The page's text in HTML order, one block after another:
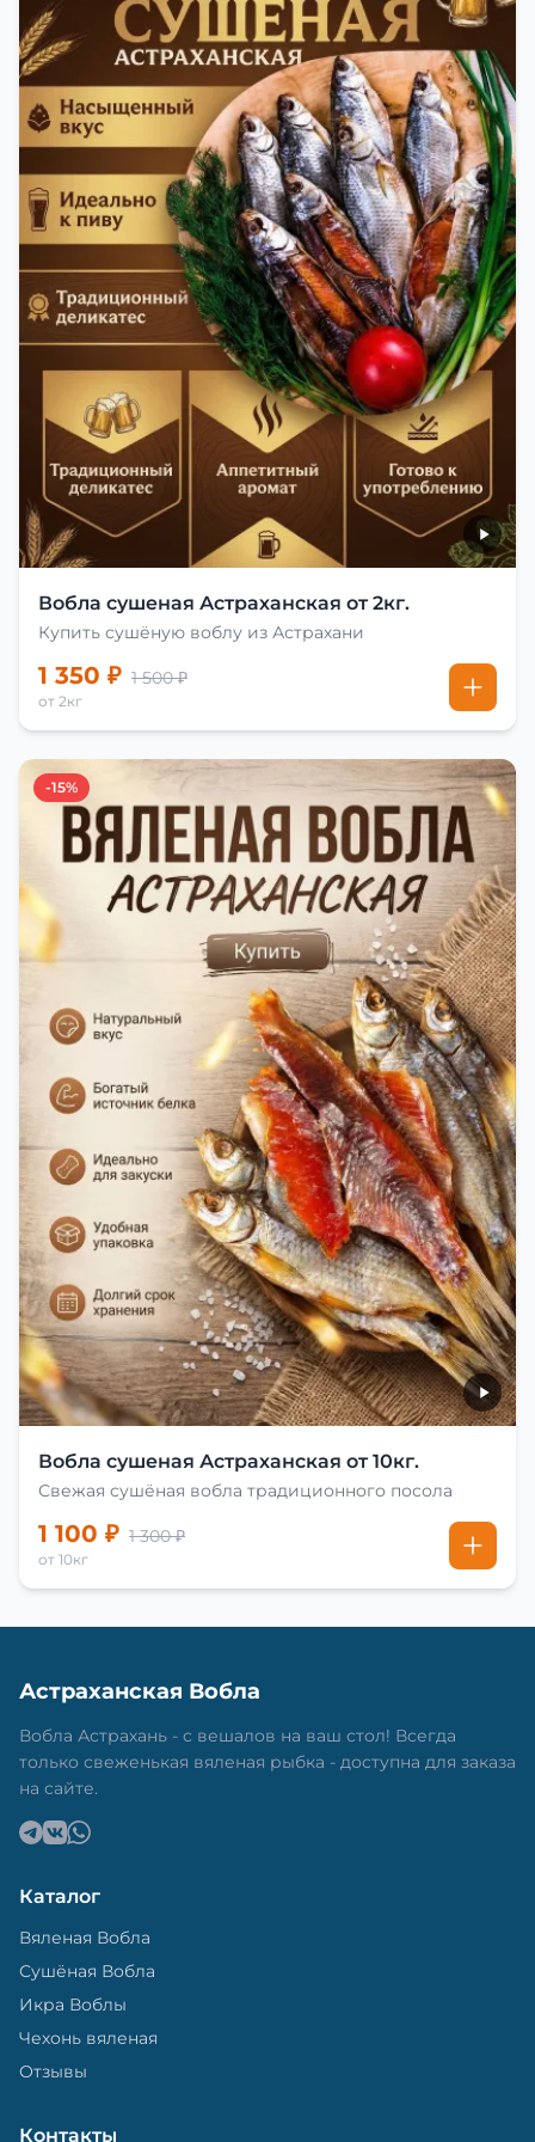
теряла влагу. Вяленая вобла — это не просто
вкусная еда, но и пример того, как можно сочетать
старые рецепты и современные технологии. Её
можно есть с напитками, и это будет очень вкусно.
Вобла сушеная Астраханская от 2кг.
Купить сушёную воблу из Астрахани
1 350 ₽ 1 500 ₽
от 2кг
-15%
Вобла сушеная Астраханская от 10кг.
Свежая сушёная вобла традиционного посола
1 100 ₽ 1 300 ₽
от 10кг
Астраханская Вобла
Вобла Астрахань - с вешалов на ваш стол! Всегда
только свеженькая вяленая рыбка - доступна для заказа
на сайте.
Каталог
Вяленая Вобла
Сушёная Вобла
Икра Воблы
Чехонь вяленая
Отзывы
Контакты